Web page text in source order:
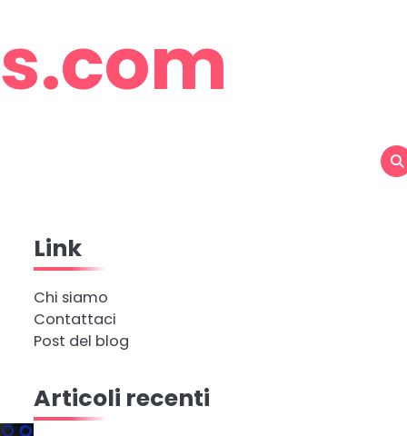
Link
Chi siamo
Contattaci
Post del blog
Articoli recenti